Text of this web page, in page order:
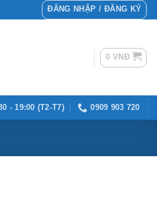
ĐĂNG NHẬP / ĐĂNG KÝ
0 VNĐ
- 19:00 (T2-T7) 0909 903 720